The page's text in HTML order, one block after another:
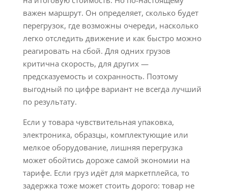
важен маршрут. Он определяет, сколько будет
перегрузок, где возможны очереди, насколько
легко отследить движение и как быстро можно
реагировать на сбой. Для одних грузов
критична скорость, для других —
предсказуемость и сохранность. Поэтому
выгодный по цифре вариант не всегда лучший
по результату.
Если у товара чувствительная упаковка,
электроника, образцы, комплектующие или
мелкое оборудование, лишняя перегрузка
может обойтись дороже самой экономии на
тарифе. Если груз идёт для маркетплейса, то
задержка тоже может стоить дорого: товар не